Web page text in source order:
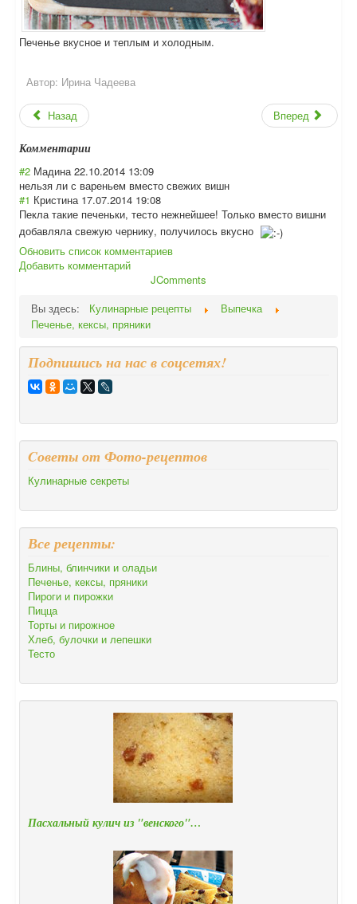
Печенье вкусное и теплым и холодным.
Автор: Ирина Чадеева
Назад Вперед
Комментарии
#2 Мадина 22.10.2014 13:09
нельзя ли с вареньем вместо свежих вишн
#1 Кристина 17.07.2014 19:08
Пекла такие печеньки, тесто нежнейшее! Только вместо вишни
добавляла свежую чернику, получилось вкусно
Обновить список комментариев
Добавить комментарий
JComments
Вы здесь:
Кулинарные рецепты
Выпечка
Печенье, кексы, пряники
Подпишись на нас в соцсетях!
Cоветы от Фото-рецептов
Кулинарные секреты
Все рецепты:
Блины, блинчики и оладьи
Печенье, кексы, пряники
Пироги и пирожки
Пицца
Торты и пирожное
Хлеб, булочки и лепешки
Тесто
Пасхальный кулич из "венского"…